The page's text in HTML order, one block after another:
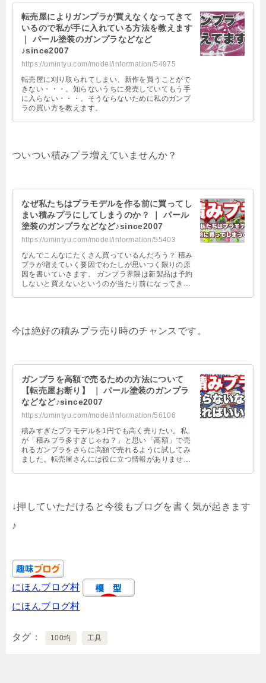
転売屋によりガンプラが買えなくなってきて
いるので私が手に入れている方法を教えます
｜ パール塗装のガンプラなどなど
♪since2007
https://umintyu.com/model/information/54975
転売屋に刈り取られてしまい、新作を買うことがで
きない・・・。知らないうちに発売していてもう手
に入らない・・・。そうならないために私のガンプ
ラの買い方を教えます。
ついつい積みプラ増えていませんか？
なぜ私たちはプラモデルを作る前に買ってし
まい積みプラにしてしまうのか？ ｜ パール
塗装のガンプラなどなど♪since2007
https://umintyu.com/model/information/55403
なんでこんなにたくさん買っているんだろう？ 積み
プラが増えていく要因でわたしが思いつく限りの原
因を書いていきます。 ガンプラ界隈は新製品は予約
しないと買えないというのが当たり前になってきま
今は絶好の積みプラ売り時のチャンスです。
ガンプラを高額で売るための方法について
【転売屋お断り】 ｜ パール塗装のガンプラ
などなど♪since2007
https://umintyu.com/model/information/56106
積みすぎたプラモデルを1円でも高く売りたい。私
が「積みプラ多すぎじゃね？」と思い「高額」で売
れるガンプラをさらに高額で売れるように試してみ
ました。転売屋さんには役に立つ情報がありません
↓押していただけると今後もブログを書く気が起きます
♪
にほんブログ村
にほんブログ村
タグ 100均 工具